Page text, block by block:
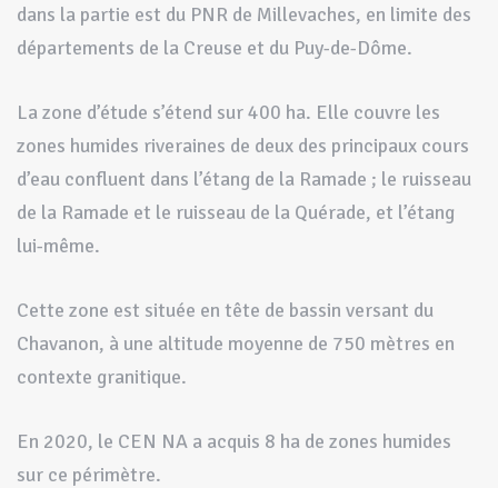
dans la partie est du PNR de Millevaches, en limite des
départements de la Creuse et du Puy-de-Dôme.
La zone d’étude s’étend sur 400 ha. Elle couvre les
zones humides riveraines de deux des principaux cours
d’eau confluent dans l’étang de la Ramade ; le ruisseau
de la Ramade et le ruisseau de la Quérade, et l’étang
lui-même.
Cette zone est située en tête de bassin versant du
Chavanon, à une altitude moyenne de 750 mètres en
contexte granitique.
En 2020, le CEN NA a acquis 8 ha de zones humides
sur ce périmètre.